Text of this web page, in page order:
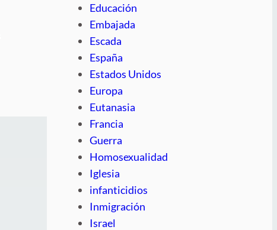
Educación
Embajada
Escada
España
Estados Unidos
Europa
Eutanasia
Francia
Guerra
Homosexualidad
Iglesia
infanticidios
Inmigración
Israel